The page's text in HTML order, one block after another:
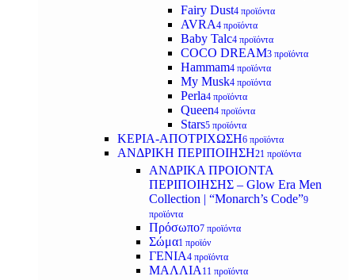
Fairy Dust4 προϊόντα
AVRA4 προϊόντα
Baby Talc4 προϊόντα
COCO DREAM3 προϊόντα
Hammam4 προϊόντα
My Musk4 προϊόντα
Perla4 προϊόντα
Queen4 προϊόντα
Stars5 προϊόντα
ΚΕΡΙΑ-ΑΠΟΤΡΙΧΩΣΗ6 προϊόντα
ΑΝΔΡΙΚΗ ΠΕΡΙΠΟΙΗΣΗ21 προϊόντα
ΑΝΔΡΙΚΑ ΠΡΟΙΟΝΤΑ
ΠΕΡΙΠΟΙΗΣΗΣ – Glow Era Men
Collection | “Monarch’s Code”9
προϊόντα
Πρόσωπο7 προϊόντα
Σώμα1 προϊόν
ΓΕΝΙΑ4 προϊόντα
ΜΑΛΛΙΑ 11 προϊόντα